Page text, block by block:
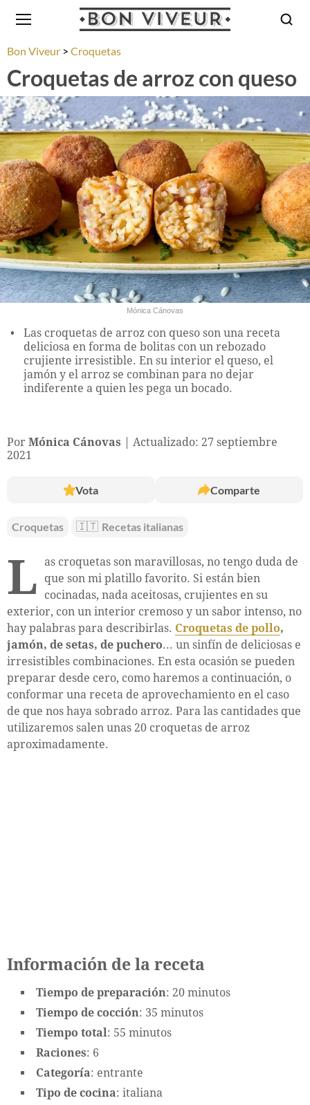
Bon Viveur Croquetas
Croquetas de arroz con queso
Mónica Cánovas
Las croquetas de arroz con queso son una receta
deliciosa en forma de bolitas con un rebozado
crujiente irresistible. En su interior el queso, el
jamón y el arroz se combinan para no dejar
indiferente a quien les pega un bocado.
Por Mónica Cánovas
Actualizado: 27 septiembre
2021
Vota Comparte
Croquetas 🇮🇹 Recetas italianas
L as croquetas son maravillosas, no tengo duda de
que son mi platillo favorito. Si están bien
cocinadas, nada aceitosas, crujientes en su
exterior, con un interior cremoso y un sabor intenso, no
hay palabras para describirlas. Croquetas de pollo,
jamón, de setas, de puchero... un sinfín de deliciosas e
irresistibles combinaciones. En esta ocasión se pueden
preparar desde cero, como haremos a continuación, o
conformar una receta de aprovechamiento en el caso
de que nos haya sobrado arroz. Para las cantidades que
utilizaremos salen unas 20 croquetas de arroz
aproximadamente.
Información de la receta
Tiempo de preparación: 20 minutos
Tiempo de cocción: 35 minutos
Tiempo total : 55 minutos
Raciones: 6
Categoría: entrante
Tipo de cocina: italiana